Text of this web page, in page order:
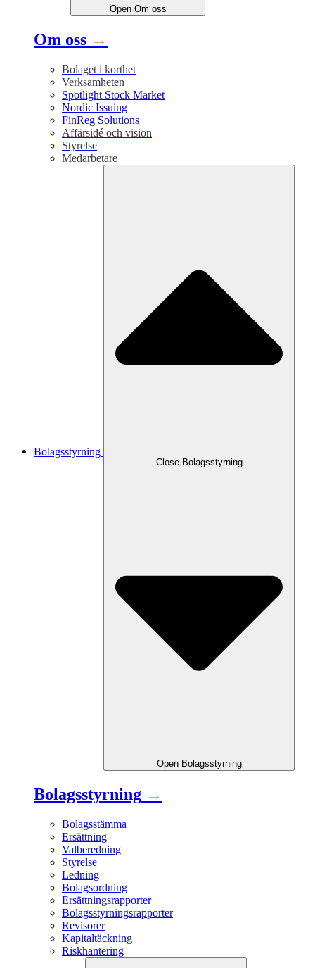
Open Om oss
Om oss →
Bolaget i korthet
Verksamheten
Spotlight Stock Market
Nordic Issuing
FinReg Solutions
Affärsidé och vision
Styrelse
Medarbetare
Bolagsstyrning
Close Bolagsstyrning
Open Bolagsstyrning
Bolagsstyrning →
Bolagsstämma
Ersättning
Valberedning
Styrelse
Ledning
Bolagsordning
Ersättningsrapporter
Bolagsstyrningsrapporter
Revisorer
Kapitaltäckning
Riskhantering